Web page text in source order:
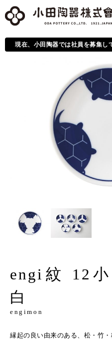
現在、小田陶器では社員を募集し
engi紋 12
白
engimon
縁起の良い由来のある、松・竹